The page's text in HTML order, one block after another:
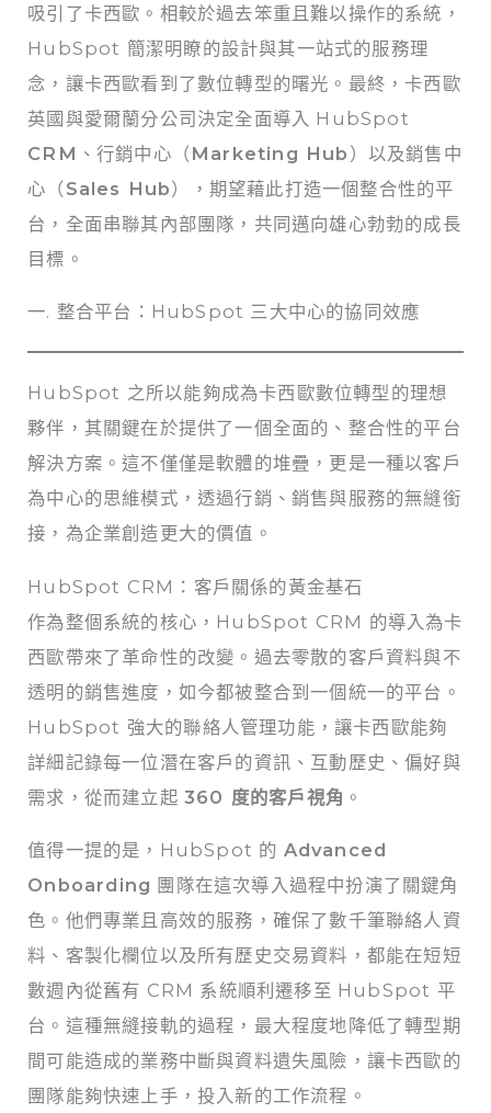
吸引了卡西歐。相較於過去笨重且難以操作的系統，
HubSpot 簡潔明瞭的設計與其一站式的服務理
念，讓卡西歐看到了數位轉型的曙光。最終，卡西歐
英國與愛爾蘭分公司決定全面導入 HubSpot
CRM 、行銷中心（Marketing Hub ）以及銷售中
心（Sales Hub），期望藉此打造一個整合性的平
台，全面串聯其內部團隊，共同邁向雄心勃勃的成長
目標。
一. 整合平台：HubSpot 三大中心的協同效應
HubSpot 之所以能夠成為卡西歐數位轉型的理想
夥伴，其關鍵在於提供了一個全面的、整合性的平台
解決方案。這不僅僅是軟體的堆疊，更是一種以客戶
為中心的思維模式，透過行銷、銷售與服務的無縫銜
接，為企業創造更大的價值。
HubSpot CRM：客戶關係的黃金基石
作為整個系統的核心，HubSpot CRM 的導入為卡
西歐帶來了革命性的改變。過去零散的客戶資料與不
透明的銷售進度，如今都被整合到一個統一的平台。
HubSpot 強大的聯絡人管理功能，讓卡西歐能夠
詳細記錄每一位潛在客戶的資訊、互動歷史、偏好與
需求，從而建立起360 度的客戶視角 。
值得一提的是，HubSpot 的 Advanced
Onboarding 團隊在這次導入過程中扮演了關鍵角
色。他們專業且高效的服務，確保了數千筆聯絡人資
料、客製化欄位以及所有歷史交易資料，都能在短短
數週內從舊有 CRM 系統順利遷移至 HubSpot 平
台。這種無縫接軌的過程，最大程度地降低了轉型期
間可能造成的業務中斷與資料遺失風險，讓卡西歐的
團隊能夠快速上手，投入新的工作流程。